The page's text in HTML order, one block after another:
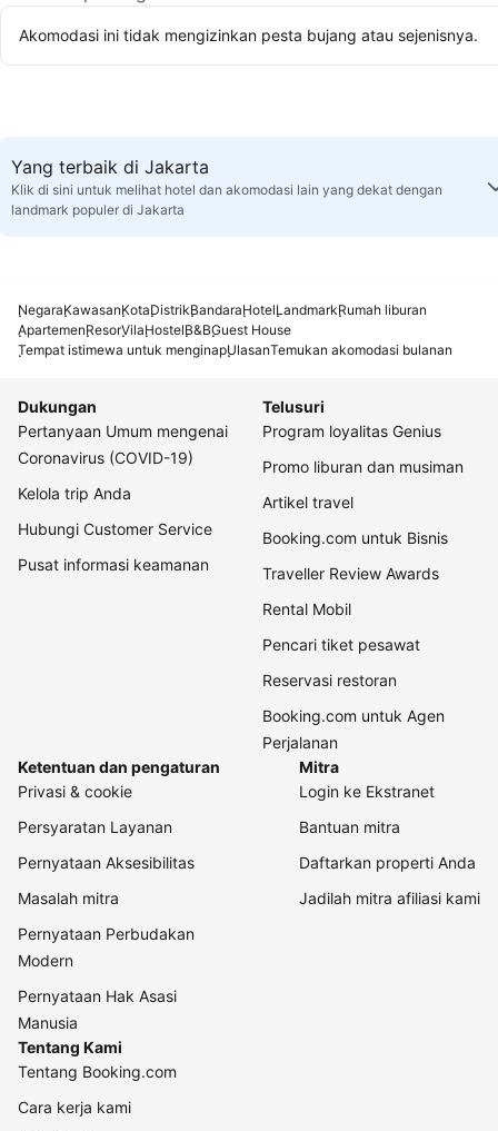
Akomodasi ini tidak mengizinkan pesta bujang atau sejenisnya.
Yang terbaik di Jakarta
Klik di sini untuk melihat hotel dan akomodasi lain yang dekat dengan
landmark populer di Jakarta
NegaraKawasanKotaDistrikBandaraHotelLandmarkRumah liburan
ApartemenResorVilaHostelB&BGuest House
Tempat istimewa untuk menginapUlasanTemukan akomodasi bulanan
Dukungan
Pertanyaan Umum mengenai
Coronavirus (COVID-19)
Kelola trip Anda
Hubungi Customer Service
Pusat informasi keamanan
Telusuri
Program loyalitas Genius
Promo liburan dan musiman
Artikel travel
Booking.com untuk Bisnis
Traveller Review Awards
Rental Mobil
Pencari tiket pesawat
Reservasi restoran
Booking.com untuk Agen
Perjalanan
Ketentuan dan pengaturan
Privasi & cookie
Persyaratan Layanan
Pernyataan Aksesibilitas
Masalah mitra
Pernyataan Perbudakan
Modern
Pernyataan Hak Asasi
Manusia
Mitra
Login ke Ekstranet
Bantuan mitra
Daftarkan properti Anda
Jadilah mitra afiliasi kami
Tentang Kami
Tentang Booking.com
Cara kerja kami